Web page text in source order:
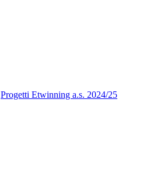
Progetti Etwinning a.s. 2024/25